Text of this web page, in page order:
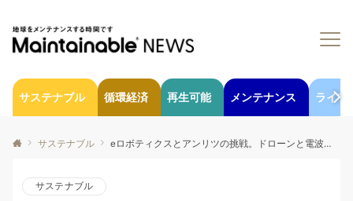
サステナブル 循環経済 再生可能 メンテナンス ライフ
サステナブル eロボティクスとアンリツの挑戦。ドローンと電波環境評価の新たな可能性。
サステナブル